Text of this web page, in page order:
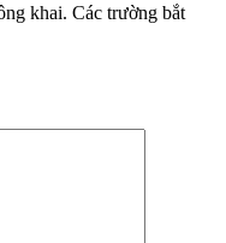
khai. Các trường bắt